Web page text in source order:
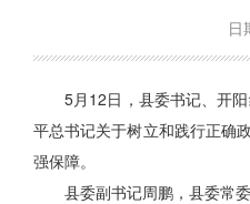
5月12日，县委书记、开
平总书记关于树立和践行正确
强保障。
县委副书记周鹏，县委常